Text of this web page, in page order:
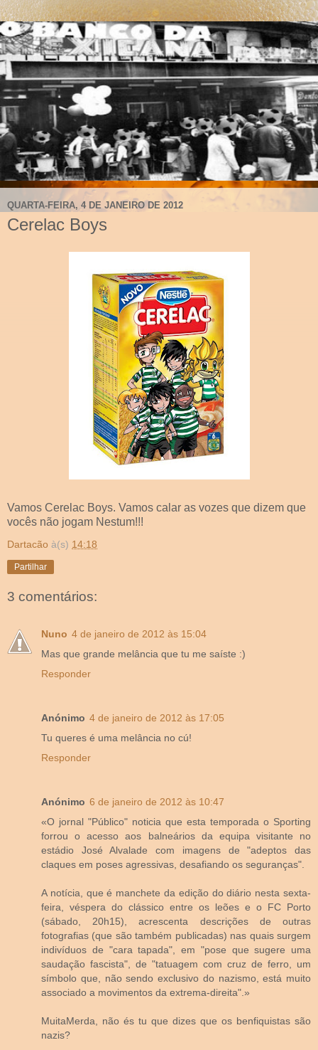
QUARTA-FEIRA, 4 DE JANEIRO DE 2012
Cerelac Boys
Vamos Cerelac Boys. Vamos calar as vozes que dizem que
vocês não jogam Nestum!!!
Dartacão à(s) 14:18
Partilhar
3 comentários:
Nuno 4 de janeiro de 2012 às 15:04
Mas que grande melância que tu me saíste :)
Responder
Anónimo 4 de janeiro de 2012 às 17:05
Tu queres é uma melância no cú!
Responder
Anónimo 6 de janeiro de 2012 às 10:47
«O jornal "Público" noticia que esta temporada o Sporting
forrou o acesso aos balneários da equipa visitante no
estádio José Alvalade com imagens de "adeptos das
claques em poses agressivas, desafiando os seguranças".
A notícia, que é manchete da edição do diário nesta sexta-
feira, véspera do clássico entre os leões e o FC Porto
(sábado, 20h15), acrescenta descrições de outras
fotografias (que são também publicadas) nas quais surgem
indivíduos de "cara tapada", em "pose que sugere uma
saudação fascista", de "tatuagem com cruz de ferro, um
símbolo que, não sendo exclusivo do nazismo, está muito
associado a movimentos da extrema-direita".»
MuitaMerda, não és tu que dizes que os benfiquistas são
nazis?